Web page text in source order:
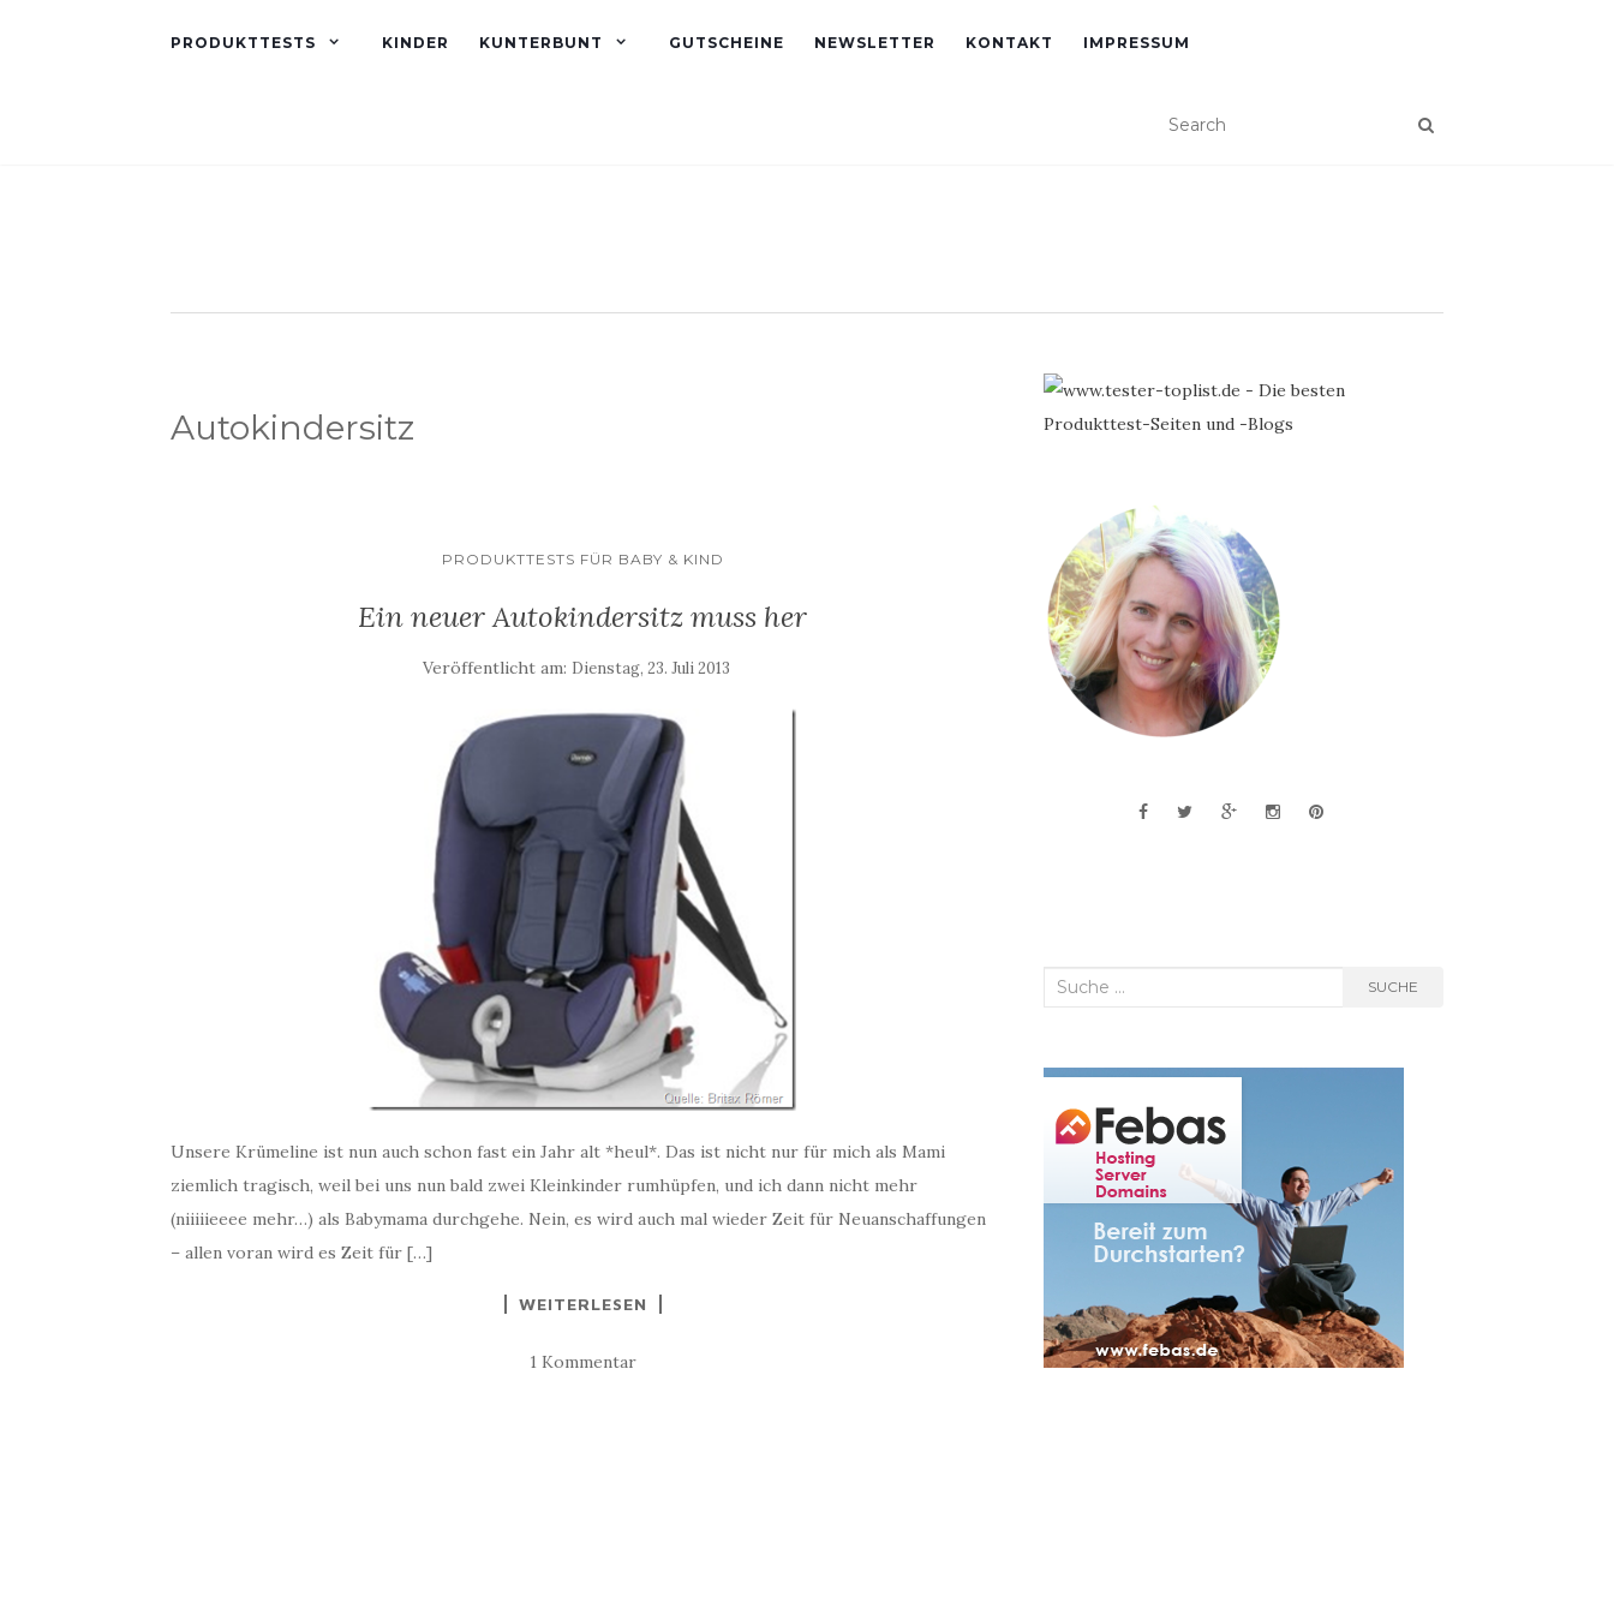
PRODUKTTESTS KINDER KUNTERBUNT GUTSCHEINE NEWSLETTER KONTAKT IMPRESSUM
Autokindersitz
PRODUKTTESTS FÜR BABY & KIND
Ein neuer Autokindersitz muss her
Veröffentlicht am: Dienstag, 23. Juli 2013
Unsere Krümeline ist nun auch schon fast ein Jahr alt *heul*. Das ist nicht nur für mich als Mami
ziemlich tragisch, weil bei uns nun bald zwei Kleinkinder rumhüpfen, und ich dann nicht mehr
(niiiiieeee mehr…) als Babymama durchgehe. Nein, es wird auch mal wieder Zeit für Neuanschaffungen
– allen voran wird es Zeit für […]
WEITERLESEN
1 Kommentar
Suche
SUCHE